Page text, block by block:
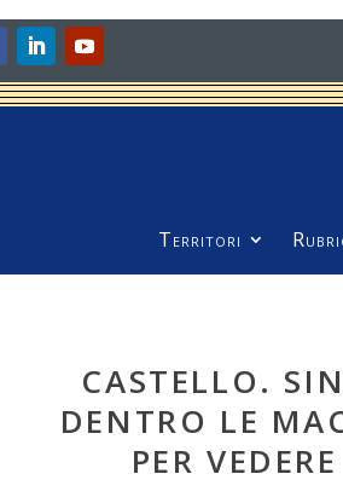
Territori
CASTELLO.
DENTRO LE
PER